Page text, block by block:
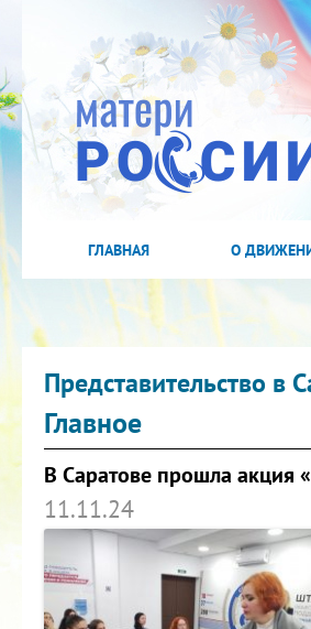
ГЛАВНАЯ О
Представительство в
Главное
В Саратове прошла акция
11.11.24